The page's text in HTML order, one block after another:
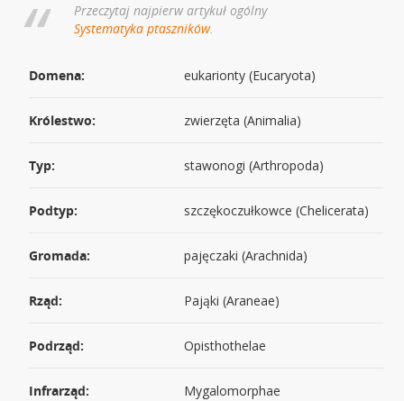
Przeczytaj najpierw artykuł ogólny
Systematyka ptaszników.
Domena: eukarionty (Eucaryota)
Królestwo: zwierzęta (Animalia)
Typ: stawonogi (Arthropoda)
Podtyp: szczękoczułkowce (Chelicerata)
Gromada: pajęczaki (Arachnida)
Rząd: Pająki (Araneae)
Podrząd: Opisthothelae
Infrarząd: Mygalomorphae